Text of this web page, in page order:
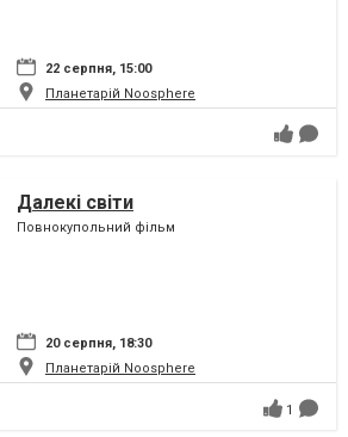
22 серпня, 15:00
Планетарій Noosphere
Далекі світи
Повнокупольний фільм
20 серпня, 18:30
Планетарій Noosphere
1